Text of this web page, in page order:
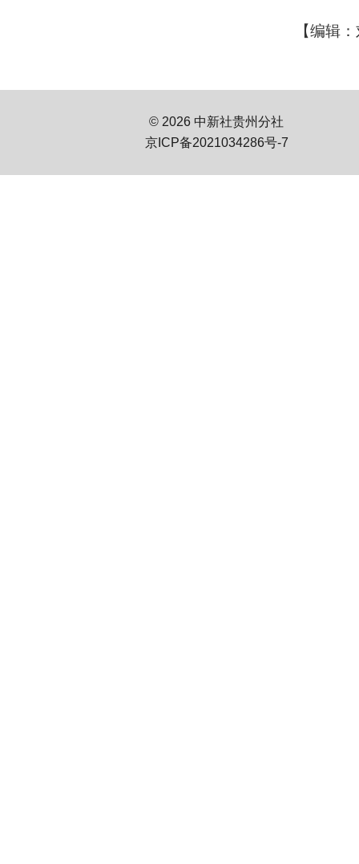
【编辑
© 2026 中新社贵州分社
京ICP备2021034286号-7